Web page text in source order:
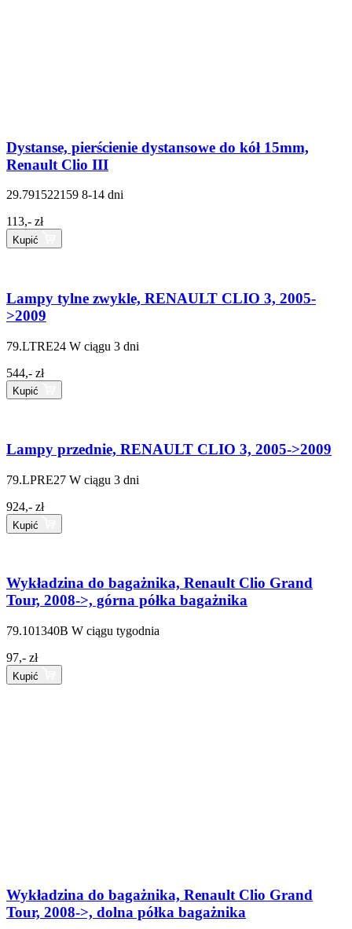
Dystanse, pierścienie dystansowe do kół 15mm,
Renault Clio III
29.791522159 8-14 dni
113,- zł
Kupić
Lampy tylne zwykle, RENAULT CLIO 3, 2005-
>2009
79.LTRE24 W ciągu 3 dni
544,- zł
Kupić
Lampy przednie, RENAULT CLIO 3, 2005->2009
79.LPRE27 W ciągu 3 dni
924,- zł
Kupić
Wykładzina do bagażnika, Renault Clio Grand
Tour, 2008->, górna półka bagażnika
79.101340B W ciągu tygodnia
97,- zł
Kupić
Wykładzina do bagażnika, Renault Clio Grand
Tour, 2008->, dolna półka bagażnika